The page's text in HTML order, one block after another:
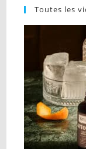
Toutes les